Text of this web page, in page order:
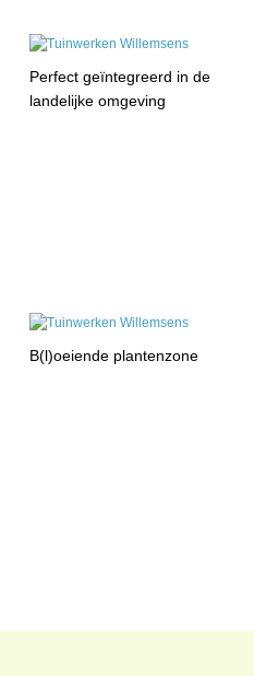
Perfect geïntegreerd in de
landelijke omgeving
B(l)oeiende plantenzone